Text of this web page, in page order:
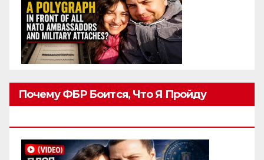
Почему ФБР Боится, Что Я Пройду